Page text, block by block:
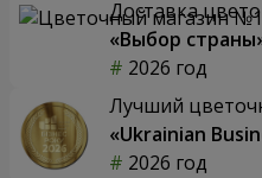
Доставка
«Выбор
2026 год
Лучший
«Ukrainian
2026 год